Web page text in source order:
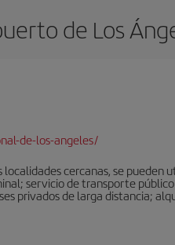
de Los
de-los-angeles/
cercanas, se pueden
servicio de transporte
privados de larga distancia;